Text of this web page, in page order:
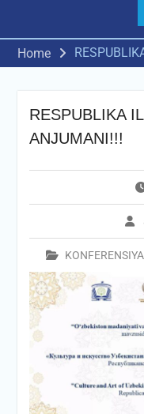
Home
RESPUBLIKA
ANJUMANI!!!